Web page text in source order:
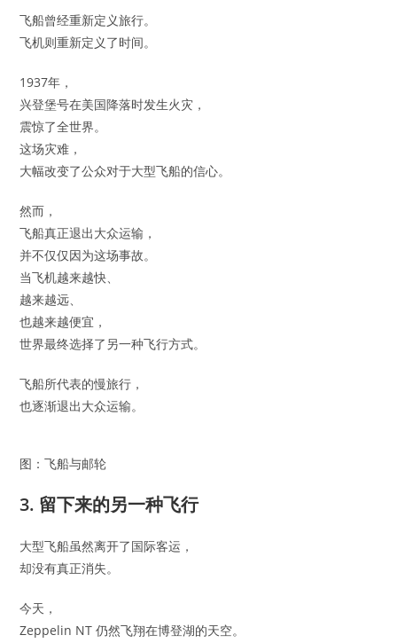
飞船曾经重新定义旅行。
飞机则重新定义了时间。
1937年，
兴登堡号在美国降落时发生火灾，
震惊了全世界。
这场灾难，
大幅改变了公众对于大型飞船的信心。
然而，
飞船真正退出大众运输，
并不仅仅因为这场事故。
当飞机越来越快、
越来越远、
也越来越便宜，
世界最终选择了另一种飞行方式。
飞船所代表的慢旅行，
也逐渐退出大众运输。
图：飞船与邮轮
3. 留下来的另一种飞行
大型飞船虽然离开了国际客运，
却没有真正消失。
今天，
Zeppelin NT 仍然飞翔在博登湖的天空。